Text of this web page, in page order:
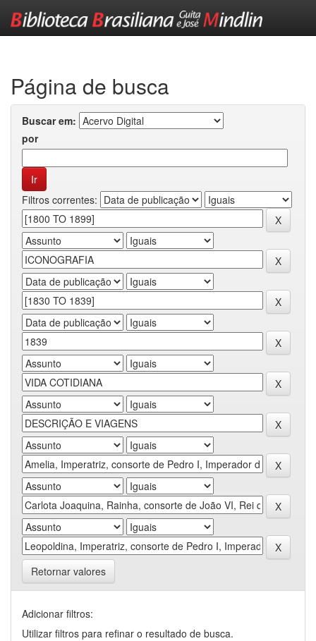
Página de busca
Buscar em:
por
Filtros correntes:
Retornar valores
Adicionar filtros:
Utilizar filtros para refinar o resultado de busca.